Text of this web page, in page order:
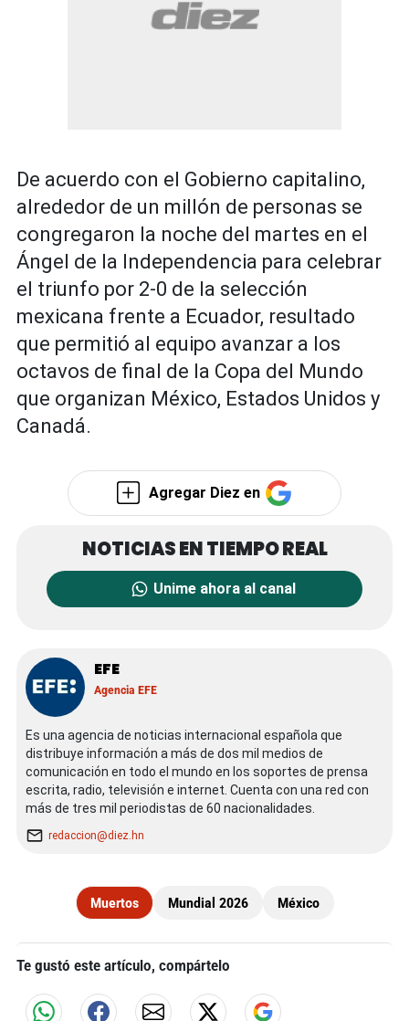
De acuerdo con el Gobierno capitalino,
alrededor de un millón de personas se
congregaron la noche del martes en el
Ángel de la Independencia para celebrar
el triunfo por 2-0 de la selección
mexicana frente a Ecuador, resultado
que permitió al equipo avanzar a los
octavos de final de la Copa del Mundo
que organizan México, Estados Unidos y
Canadá.
Agregar Diez en
Unime ahora al canal
EFE
Agencia EFE
Es una agencia de noticias internacional española que
distribuye información a más de dos mil medios de
comunicación en todo el mundo en los soportes de prensa
escrita, radio, televisión e internet. Cuenta con una red con
más de tres mil periodistas de 60 nacionalidades.
redaccion@diez.hn
Muertos Mundial 2026 México
Te gustó este artículo, compártelo